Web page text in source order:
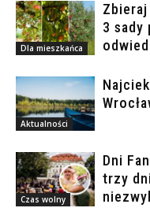
Dla mieszkańca
3 sady
Aktualności
Czas wolny
Dni
trzy